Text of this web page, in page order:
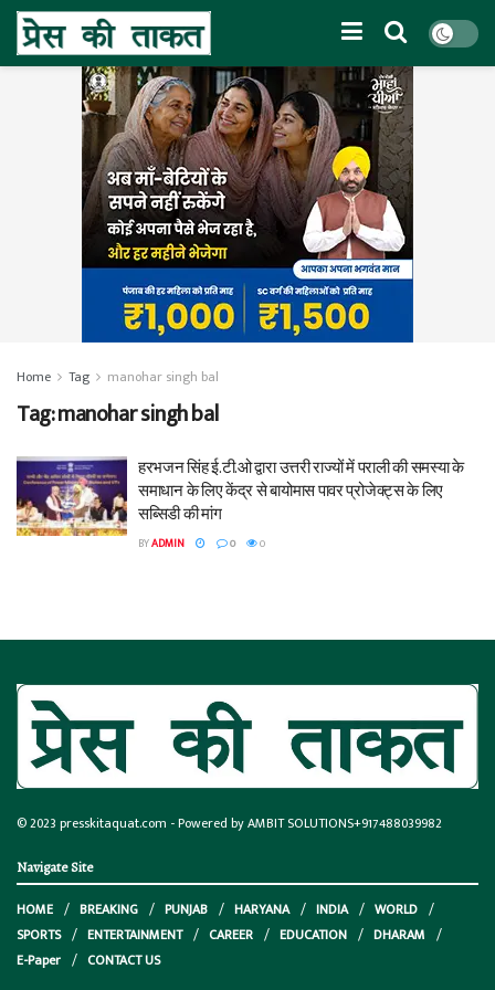
Home Tag manohar singh bal
Tag:manohar singh bal
हरभजन सिंह ई.टी.ओ द्वारा उत्तरी राज्यों में पराली की समस्या के
समाधान के लिए केंद्र से बायोमास पावर प्रोजेक्ट्स के लिए
सब्सिडी की मांग
BYADMIN 0 0
© 2023 presskitaquat.com - Powered by AMBIT SOLUTIONS+917488039982
Navigate Site
HOME
BREAKING PUNJAB HARYANA INDIA
WORLD
SPORTS
ENTERTAINMENT CAREER EDUCATION
DHARAM
E-Paper
CONTACT US